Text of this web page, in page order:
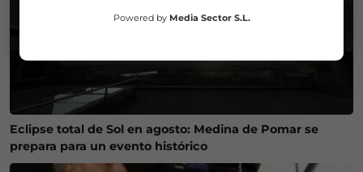
Eclipse total de Sol en agosto: Medina de Pomar se
prepara para un evento histórico
Powered by Media Sector S.L.